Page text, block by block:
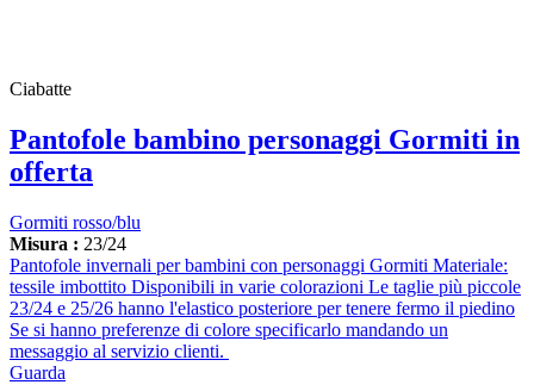
Ciabatte
Pantofole bambino personaggi Gormiti in
offerta
Gormiti rosso/blu
Misura : 23/24
Pantofole invernali per bambini con personaggi Gormiti Materiale:
tessile imbottito Disponibili in varie colorazioni Le taglie più piccole
23/24 e 25/26 hanno l'elastico posteriore per tenere fermo il piedino
Se si hanno preferenze di colore specificarlo mandando un
messaggio al servizio clienti.
Guarda